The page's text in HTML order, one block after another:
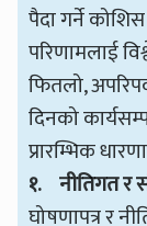
पैदा गर्ने
परिणामलाई
फितलो,
दिनको
प्रारम्भिक
१. नीतिगत
घोषणापत्र र